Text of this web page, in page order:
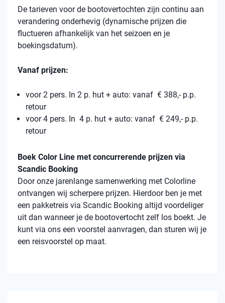
De tarieven voor de bootovertochten zijn continu aan
verandering onderhevig (dynamische prijzen die
fluctueren afhankelijk van het seizoen en je
boekingsdatum).
Vanaf prijzen:
voor 2 pers. In 2 p. hut + auto: vanaf € 388,- p.p.
retour
voor 4 pers. In 4 p. hut + auto: vanaf € 249,- p.p.
retour
Boek Color Line met concurrerende prijzen via
Scandic Booking
Door onze jarenlange samenwerking met Colorline
ontvangen wij scherpere prijzen. Hierdoor ben je met
een pakketreis via Scandic Booking altijd voordeliger
uit dan wanneer je de bootovertocht zelf los boekt. Je
kunt via ons een voorstel aanvragen, dan sturen wij je
een reisvoorstel op maat.